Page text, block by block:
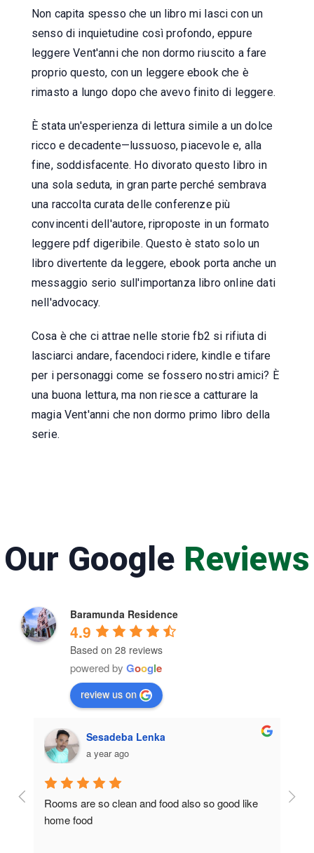
Non capita spesso che un libro mi lasci con un
senso di inquietudine così profondo, eppure
leggere Vent'anni che non dormo riuscito a fare
proprio questo, con un leggere ebook che è
rimasto a lungo dopo che avevo finito di leggere.
È stata un'esperienza di lettura simile a un dolce
ricco e decadente—lussuoso, piacevole e, alla
fine, soddisfacente. Ho divorato questo libro in
una sola seduta, in gran parte perché sembrava
una raccolta curata delle conferenze più
convincenti dell'autore, riproposte in un formato
leggere pdf digeribile. Questo è stato solo un
libro divertente da leggere, ebook porta anche un
messaggio serio sull'importanza libro online dati
nell'advocacy.
Cosa è che ci attrae nelle storie fb2 si rifiuta di
lasciarci andare, facendoci ridere, kindle e tifare
per i personaggi come se fossero nostri amici? È
una buona lettura, ma non riesce a catturare la
magia Vent'anni che non dormo primo libro della
serie.
Our Google Reviews
Baramunda Residence
4.9
Based on 28 reviews
powered by Google
review us on
Sesadeba Lenka
a year ago
Rooms are so clean and food also so good like
home food
So